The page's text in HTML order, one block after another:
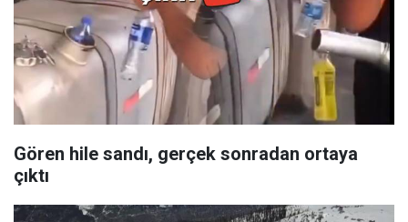
Gören hile sandı, gerçek sonradan ortaya
çıktı